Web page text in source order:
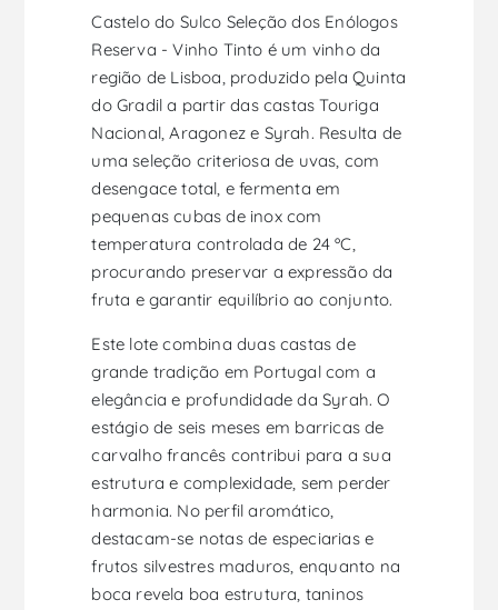
Castelo do Sulco Seleção dos Enólogos
Reserva - Vinho Tinto é um vinho da
região de Lisboa, produzido pela Quinta
do Gradil a partir das castas Touriga
Nacional, Aragonez e Syrah. Resulta de
uma seleção criteriosa de uvas, com
desengace total, e fermenta em
pequenas cubas de inox com
temperatura controlada de 24 ºC,
procurando preservar a expressão da
fruta e garantir equilíbrio ao conjunto.
Este lote combina duas castas de
grande tradição em Portugal com a
elegância e profundidade da Syrah. O
estágio de seis meses em barricas de
carvalho francês contribui para a sua
estrutura e complexidade, sem perder
harmonia. No perfil aromático,
destacam-se notas de especiarias e
frutos silvestres maduros, enquanto na
boca revela boa estrutura, taninos